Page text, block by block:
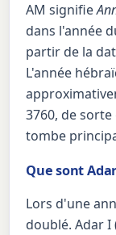
AM signifie
dans l'année
partir de la
L'année
3760, de
tombe
Que sont
Lors d'une
doublé. Adar I